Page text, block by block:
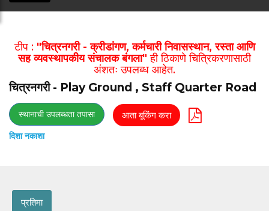
टीप : "चित्रनगरी - क्रीडांगण, कर्मचारी निवासस्थान, रस्ता आणि
सह व्यवस्थापकीय संचालक बंगला" ही ठिकाणे चित्रिकरणासाठी
अंशतः उपलब्ध आहेत.
चित्रनगरी - Play Ground , Staff Quarter Road
स्थानाची उपलब्धता तपासा आता बूकिंग करा
दिशा नकाशा
प्रतिमा